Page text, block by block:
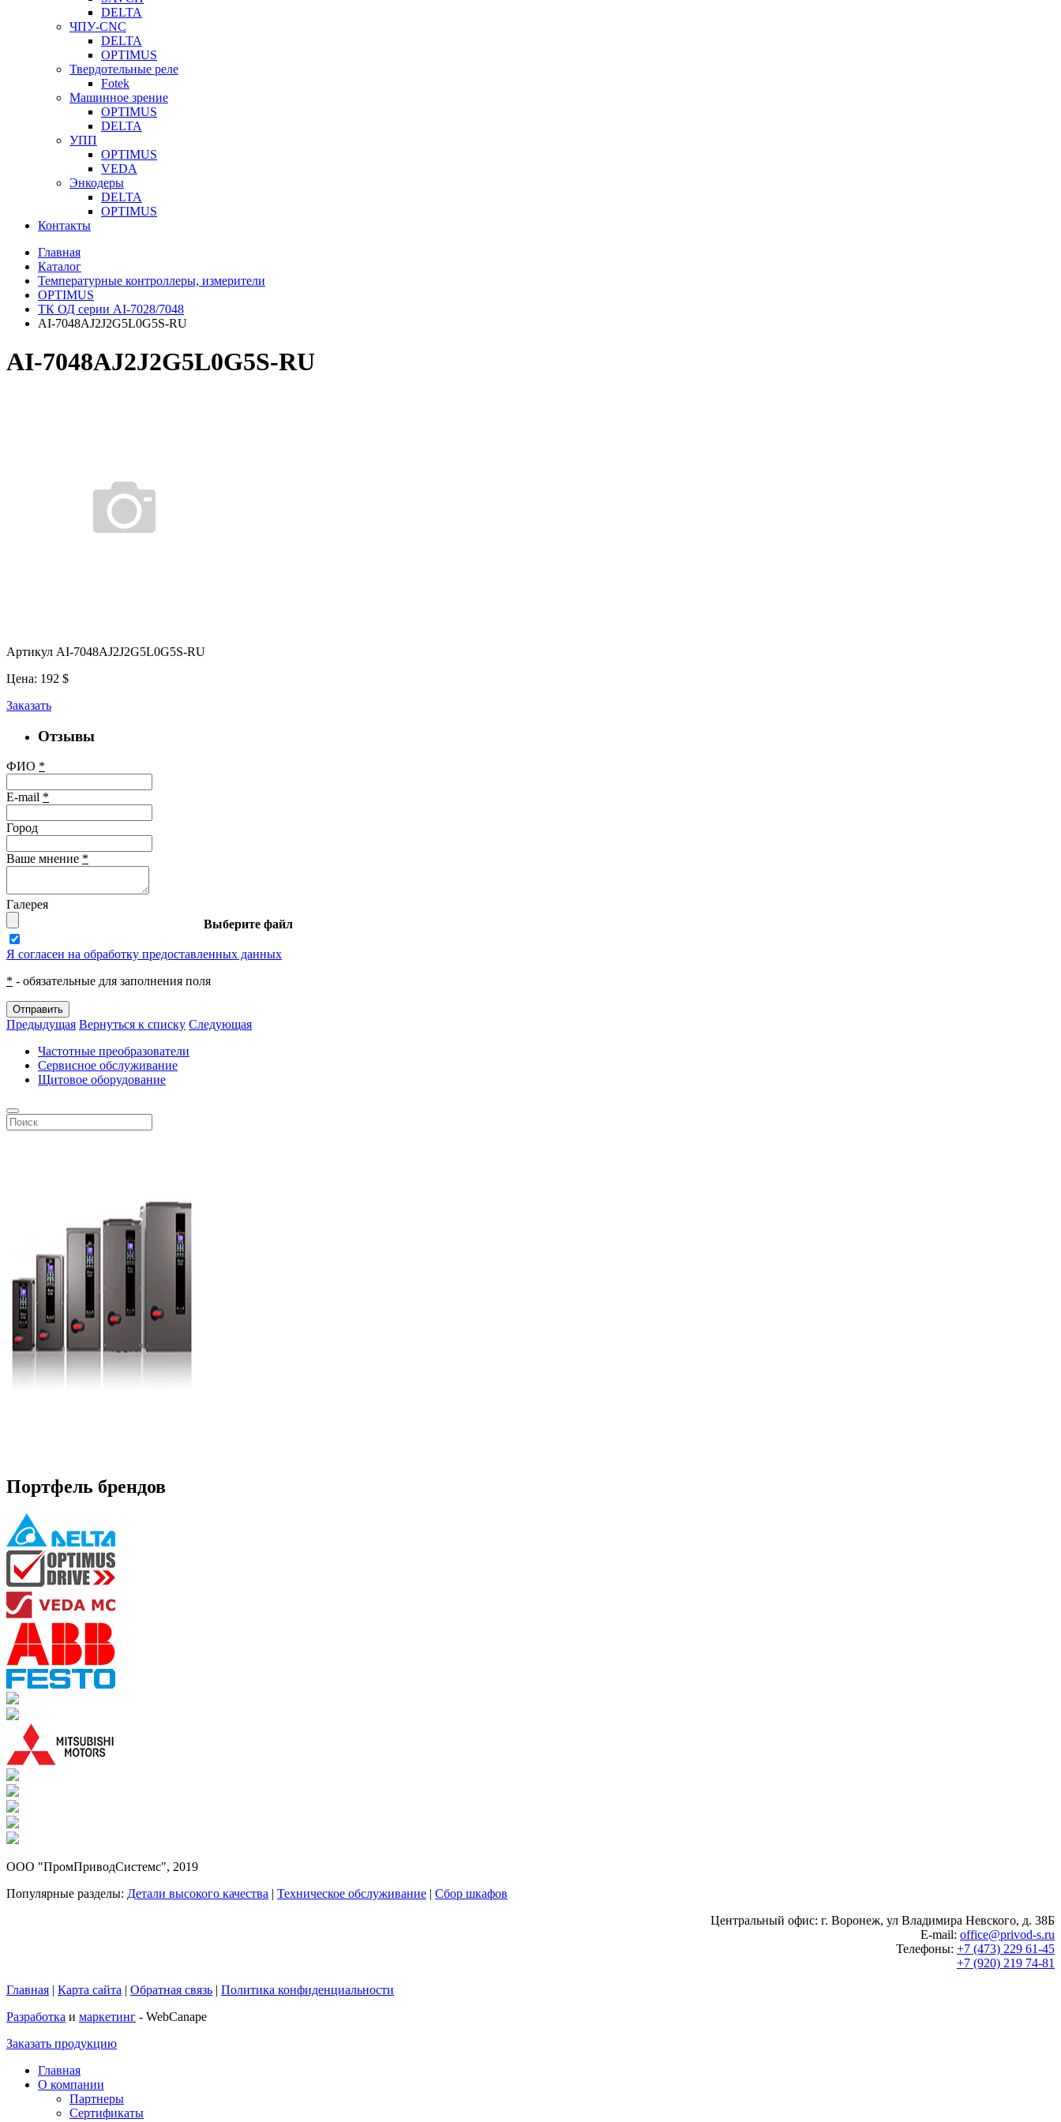
DELTA
ЧПУ-CNC
DELTA
OPTIMUS
Твердотельные реле
Fotek
Машинное зрение
OPTIMUS
DELTA
УПП
OPTIMUS
VEDA
Энкодеры
DELTA
OPTIMUS
Контакты
Главная
Каталог
Температурные контроллеры, измерители
OPTIMUS
ТК ОД серии AI-7028/7048
AI-7048AJ2J2G5L0G5S-RU
AI-7048AJ2J2G5L0G5S-RU
Артикул AI-7048AJ2J2G5L0G5S-RU
Цена: 192 $
Заказать
Отзывы
ФИО *
E-mail *
Город
Ваше мнение *
Галерея
Выберите файл
Я согласен на обработку предоставленных данных
* - обязательные для заполнения поля
Отправить
Предыдущая Вернуться к списку Следующая
Частотные преобразователи
Сервисное обслуживание
Щитовое оборудование
Портфель брендов
ООО "ПромПриводСистемс", 2019
Популярные разделы: Детали высокого качества | Техническое обслуживание | Сбор шкафов
Центральный офис: г. Воронеж, ул Владимира Невского, д. 38Б
E-mail: office@privod-s.ru
Телефоны: +7 (473) 229 61-45
+7 (920) 219 74-81
Главная | Карта сайта | Обратная связь | Политика конфиденциальности
Разработка и маркетинг - WebCanape
Заказать продукцию
Главная
О компании
Партнеры
Сертификаты